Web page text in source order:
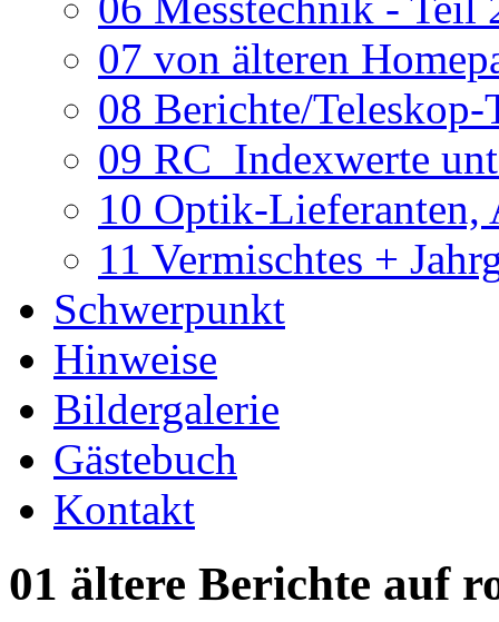
07 von älteren
08 Berichte/
09 RC_Indexwerte
10 Optik-Lieferanten,
11 Vermischtes +
Schwerpunkt
Hinweise
Bildergalerie
Gästebuch
Kontakt
01 ältere Berichte auf